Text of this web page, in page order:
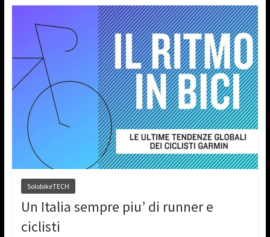
SolobikeTECH
Un Italia sempre piu’ di runner e
ciclisti